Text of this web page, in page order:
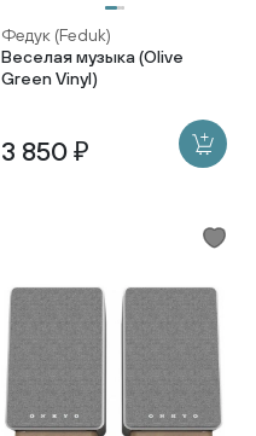
Федук (Feduk)
Веселая музыка (Olive
Green Vinyl)
3 850 ₽